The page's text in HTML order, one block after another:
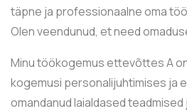
täpne ja professionaalne oma
Olen veendunud, et need
Minu töökogemus ettevõttes A
kogemusi personalijuhtimises ja
omandanud laialdased